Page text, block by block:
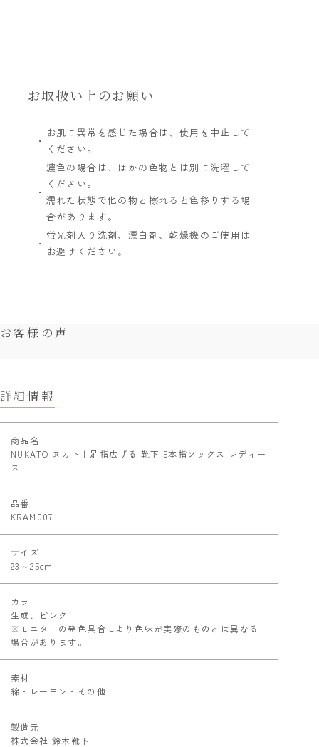
お取扱い上のお願い
お肌に異常を感じた場合は、使用を中止して
ください。
濃色の場合は、ほかの色物とは別に洗濯して
ください。
濡れた状態で他の物と擦れると色移りする場
合があります。
蛍光剤入り洗剤、漂白剤、乾燥機のご使用は
お避けください。
お客様の声
詳細情報
商品名
NUKATO ヌカト | 足指広げる 靴下 5本指ソックス レディー
ス
品番
KRAM007
サイズ
23～25cm
カラー
生成、ピンク
※モニターの発色具合により色味が実際のものとは異なる
場合があります。
素材
綿・レーヨン・その他
製造元
株式会社 鈴木靴下